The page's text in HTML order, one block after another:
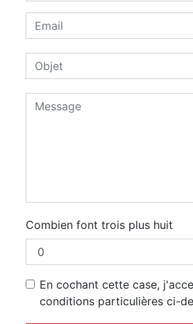
Combien font trois plus huit
En cochant cette case,
conditions particulières ci-